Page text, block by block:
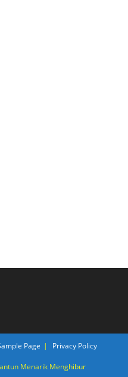
Page Privacy Policy
Menarik Menghibur